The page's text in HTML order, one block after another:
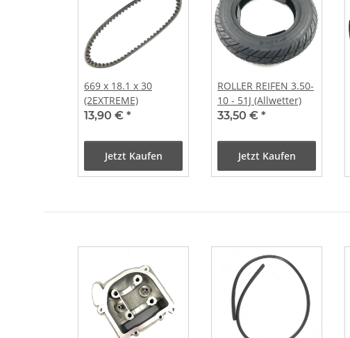
669 x 18.1 x 30
(2EXTREME)
13,90 € *
Jetzt Kaufen
ROLLER REIFEN 3.50-
10 - 51J (Allwetter)
33,50 € *
Jetzt Kaufen